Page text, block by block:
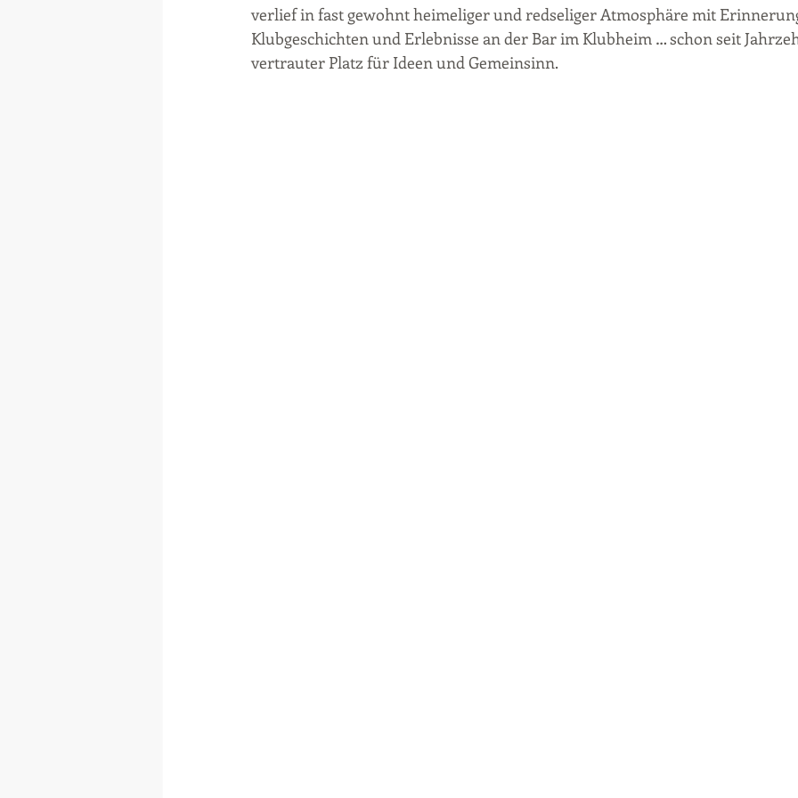
verlief in fast gewohnt heimeliger und redseliger Atmosphäre mit
Klubgeschichten und Erlebnisse an der Bar im Klubheim … schon seit
vertrauter Platz für Ideen und Gemeinsinn.